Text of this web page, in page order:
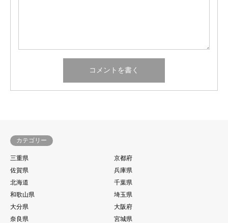
カテゴリー
三重県
京都府
佐賀県
兵庫県
北海道
千葉県
和歌山県
埼玉県
大分県
大阪府
奈良県
宮城県